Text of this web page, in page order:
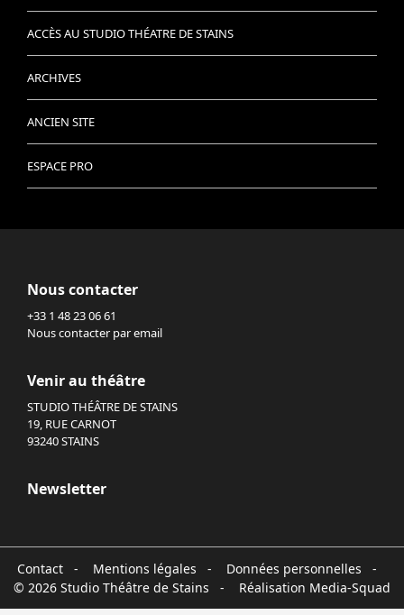
ACCÈS AU STUDIO THÉATRE DE STAINS
ARCHIVES
ANCIEN SITE
ESPACE PRO
Nous contacter
+33 1 48 23 06 61
Nous contacter par email
Venir au théâtre
STUDIO THÉÂTRE DE STAINS
19, RUE CARNOT
93240 STAINS
Newsletter
Contact- Mentions légales - Données personnelles -
© 2026 Studio Théâtre de Stains - Réalisation Media-Squad